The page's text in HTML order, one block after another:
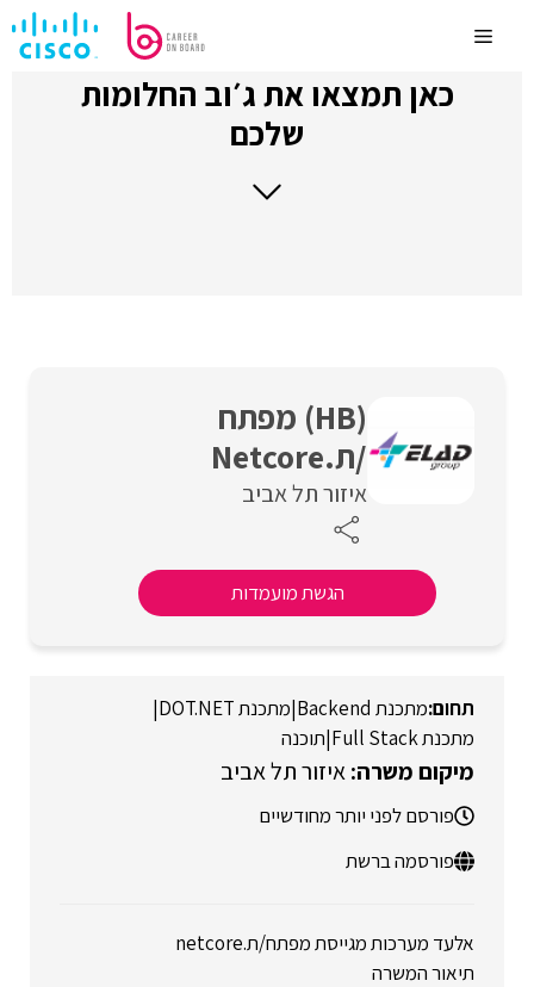
לתוכןMenu
כאן תמצאו את ג׳וב החלומות
שלכם
(HB) מפתח
/ת.Netcore
איזור תל אביב
הגשת מועמדות
מתכנת Backend |מתכנת DOT.NET
|
מתכנת Full Stack
|תוכנה
איזור תל אביב
פורסם לפני יותר מחודשיים
פורסמה ברשת
אלעד מערכות מגייסת מפתח/ת.netcore
תיאור המשרה